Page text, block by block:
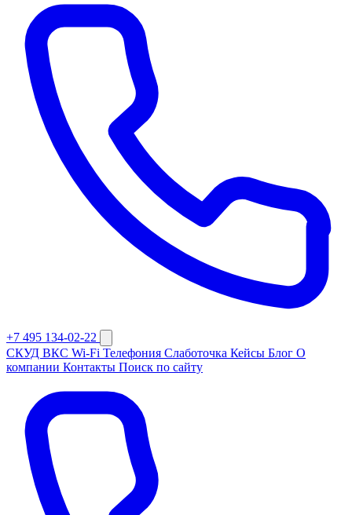
+7 495 134-02-22
СКУД ВКС Wi-Fi Телефония Слаботочка Кейсы Блог О
компании Контакты Поиск по сайту